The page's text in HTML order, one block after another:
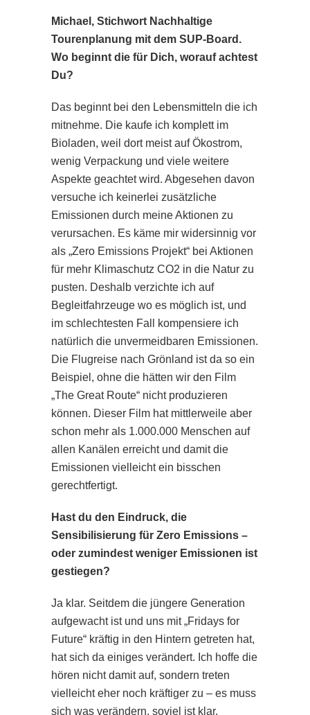
Michael, Stichwort Nachhaltige
Tourenplanung mit dem SUP-Board.
Wo beginnt die für Dich, worauf achtest
Du?
Das beginnt bei den Lebensmitteln die ich
mitnehme. Die kaufe ich komplett im
Bioladen, weil dort meist auf Ökostrom,
wenig Verpackung und viele weitere
Aspekte geachtet wird. Abgesehen davon
versuche ich keinerlei zusätzliche
Emissionen durch meine Aktionen zu
verursachen. Es käme mir widersinnig vor
als „Zero Emissions Projekt“ bei Aktionen
für mehr Klimaschutz CO2 in die Natur zu
pusten. Deshalb verzichte ich auf
Begleitfahrzeuge wo es möglich ist, und
im schlechtesten Fall kompensiere ich
natürlich die unvermeidbaren Emissionen.
Die Flugreise nach Grönland ist da so ein
Beispiel, ohne die hätten wir den Film
„The Great Route“ nicht produzieren
können. Dieser Film hat mittlerweile aber
schon mehr als 1.000.000 Menschen auf
allen Kanälen erreicht und damit die
Emissionen vielleicht ein bisschen
gerechtfertigt.
Hast du den Eindruck, die
Sensibilisierung für Zero Emissions –
oder zumindest weniger Emissionen ist
gestiegen?
Ja klar. Seitdem die jüngere Generation
aufgewacht ist und uns mit „Fridays for
Future“ kräftig in den Hintern getreten hat,
hat sich da einiges verändert. Ich hoffe die
hören nicht damit auf, sondern treten
vielleicht eher noch kräftiger zu – es muss
sich was verändern, soviel ist klar.